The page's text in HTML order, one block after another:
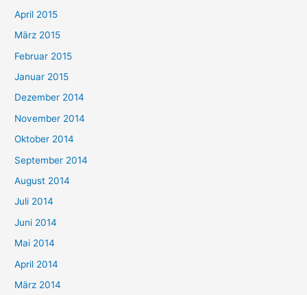
April 2015
März 2015
Februar 2015
Januar 2015
Dezember 2014
November 2014
Oktober 2014
September 2014
August 2014
Juli 2014
Juni 2014
Mai 2014
April 2014
März 2014